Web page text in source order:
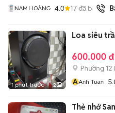
NAM HOÀNG 4.0 17 đã bán
1 phút trước 2
Loa siêu
600.000 đ
Phường 12
AAnh Tuan